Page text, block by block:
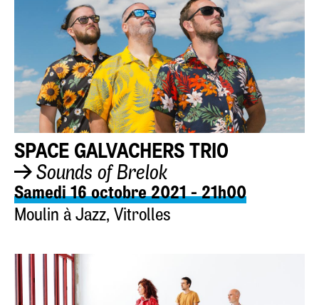
SPACE GALVACHERS TRIO
Sounds of Brelok
Samedi 16 octobre 2021 - 21h00
Moulin à Jazz, Vitrolles